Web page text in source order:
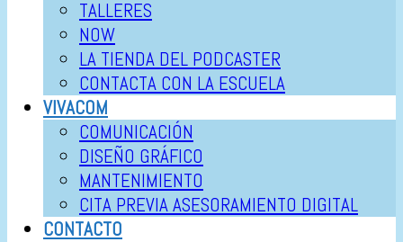
TALLERES
NOW
LA TIENDA DEL PODCASTER
CONTACTA CON LA ESCUELA
VIVACOM
COMUNICACIÓN
DISEÑO GRÁFICO
MANTENIMIENTO
CITA PREVIA ASESORAMIENTO DIGITAL
CONTACTO